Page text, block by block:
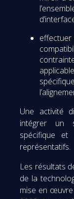
effectuer
Une activité
intégrer un
spécifique et
représentatifs.
Les résultats
de la
mise en